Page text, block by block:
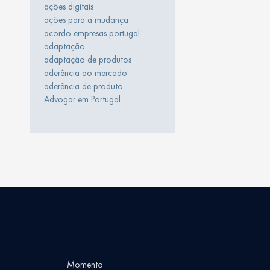
ações digitais
ações para a mudança
acordo empresas portugal
adaptação
adaptação de produtos
aderência ao mercado
aderência de produto
Advogar em Portugal
Momento